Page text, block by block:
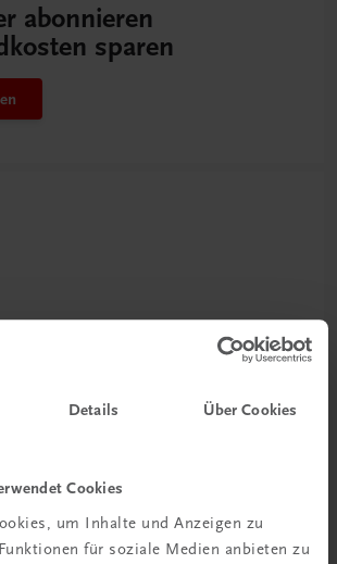
Details Über Cookies
Cookies
um Inhalte und Anzeigen zu
für soziale Medien anbieten zu
abonnieren
sparen